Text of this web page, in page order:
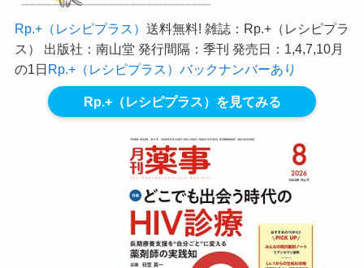
Rp.+（レシピプラス） 送料無料! 雑誌：Rp.+（レシピプラ
ス） 出版社：南山堂 発行間隔：季刊 発売日：1,4,7,10月
の1日Rp.+（レシピプラス）バックナンバーあり
Rp.+（レシピプラス）を見てみる